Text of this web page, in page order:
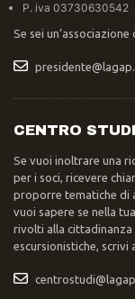
P. iva 03730630542
Se sei un’associazione
CENTRO STUDI
Se vuoi inoltrare una
per i soci, ricevere
proporre tematiche di
vuoi sapere se nella
rivolti alla cittadinanza
escursionistiche, scrivi